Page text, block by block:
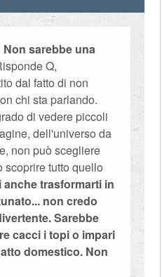
sarebbe una
Q,
dal fatto di non
chi sta parlando.
di vedere piccoli
dell'universo da
non può scegliere
scoprire tutto quello
anche trasformarti in
non credo
Sarebbe
cacci i topi o impari
domestico. Non